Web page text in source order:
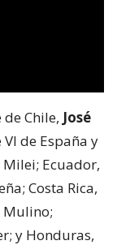
Chile, José
de España y
Ecuador,
Costa Rica,
Mulino;
y Honduras,